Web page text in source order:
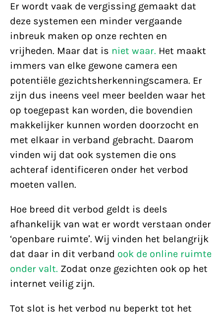
Er wordt vaak de vergissing gemaakt dat
deze systemen een minder vergaande
inbreuk maken op onze rechten en
vrijheden. Maar dat is niet waar. Het maakt
immers van elke gewone camera een
potentiële gezichtsherkenningscamera. Er
zijn dus ineens veel meer beelden waar het
op toegepast kan worden, die bovendien
makkelijker kunnen worden doorzocht en
met elkaar in verband gebracht. Daarom
vinden wij dat ook systemen die ons
achteraf identificeren onder het verbod
moeten vallen.
Hoe breed dit verbod geldt is deels
afhankelijk van wat er wordt verstaan onder
‘openbare ruimte’. Wij vinden het belangrijk
dat daar in dit verband ook de online ruimte
onder valt. Zodat onze gezichten ook op het
internet veilig zijn.
Tot slot is het verbod nu beperkt tot het